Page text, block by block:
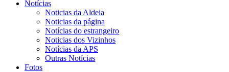
Notícias
Noticias da Aldeia
Noticias da página
Notícias do estrangeiro
Noticias dos Vizinhos
Notícias da APS
Outras Notícias
Fotos